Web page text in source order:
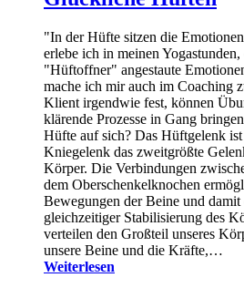
"In der Hüfte sitzen die
erlebe ich in meinen Yogastunden,
"Hüftoffner" angestaute
mache ich mir auch im Coaching
Klient irgendwie fest, können
klärende Prozesse in Gang
Hüfte auf sich? Das Hüftgelenk
Kniegelenk das zweitgrößte
Körper. Die Verbindungen
dem Oberschenkelknochen
Bewegungen der Beine und damit
gleichzeitiger Stabilisierung des
verteilen den Großteil unseres
unsere Beine und die Kräfte,…
Weiterlesen